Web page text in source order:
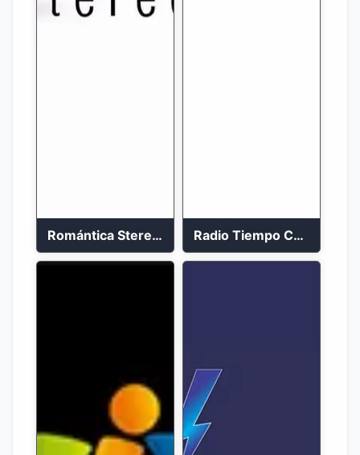
Romántica Stereo 88.1 FM Radio Tiempo Cali En Vivo 2023